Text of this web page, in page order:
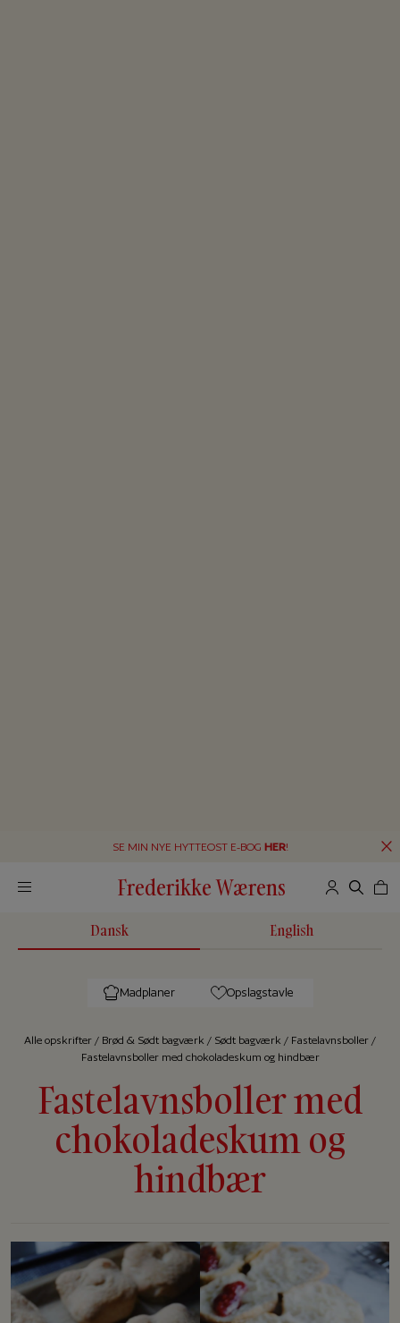
SE MIN NYE HYTTEOST E-BOG HER!
Frederikke Wærens
Dansk English
Madplaner Opslagstavle
Alle op­skrif­ter / Brød & Sødt bagværk / Sødt bagværk / Fastelavnsboller /
Fastelavnsboller med chokoladeskum og hindbær
Fastelavnsboller med
chokoladeskum og
hindbær